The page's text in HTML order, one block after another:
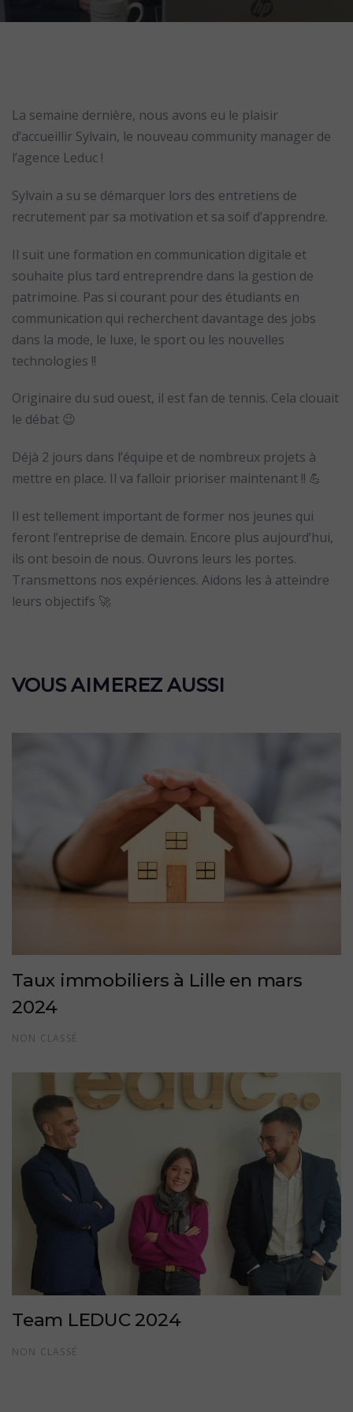
La semaine dernière, nous avons eu le plaisir
d’accueillir Sylvain, le nouveau community manager de
l’agence Leduc !
Sylvain a su se démarquer lors des entretiens de
recrutement par sa motivation et sa soif d’apprendre.
Il suit une formation en communication digitale et
souhaite plus tard entreprendre dans la gestion de
patrimoine. Pas si courant pour des étudiants en
communication qui recherchent davantage des jobs
dans la mode, le luxe, le sport ou les nouvelles
technologies !!
Originaire du sud ouest, il est fan de tennis. Cela clouait
le débat 😉
Déjà 2 jours dans l’équipe et de nombreux projets à
mettre en place. Il va falloir prioriser maintenant !! 💪
Il est tellement important de former nos jeunes qui
feront l’entreprise de demain. Encore plus aujourd’hui,
ils ont besoin de nous. Ouvrons leurs les portes.
Transmettons nos expériences. Aidons les à atteindre
leurs objectifs 🚀
VOUS AIMEREZ AUSSI
Taux immobiliers à Lille en mars
2024
NON CLASSÉ
Team LEDUC 2024
NON CLASSÉ